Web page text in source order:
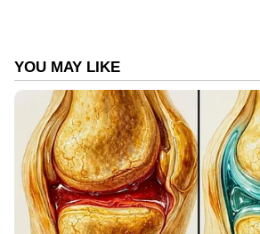
ഒന്നാം വിക്കറ്റില്‍ ടോണി - റീസ
റണ്‍സ് കൂട്ടിചേര്‍ത്തു. എന്നാല്‍
പുറത്താക്കി അര്‍ഷ്ദീപ് സിംഗ്
ത്രൂ നല്‍കി. ഏഴ് ബൗണ്ടറികള്‍
ഉള്‍പ്പെടുതുന്നതായിരുന്നു
ഇന്നിംഗ്സ്.
ഡര്‍ ഡസ്സന്‍. 36 റണ്‍സാണ്